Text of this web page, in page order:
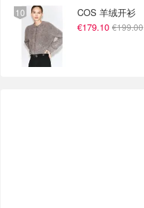
COS 羊绒开衫
€179.10 €199.00